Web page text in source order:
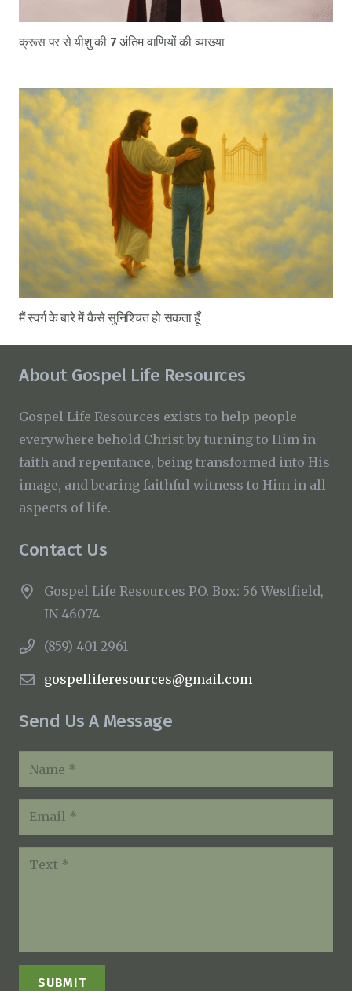
क्रूस पर से यीशु की 7 अंतिम वाणियों की व्याख्या
मैं स्वर्ग के बारे में कैसे सुनिश्चित हो सकता हूँ
About Gospel Life Resources
Gospel Life Resources exists to help people
everywhere behold Christ by turning to Him in
faith and repentance, being transformed into His
image, and bearing faithful witness to Him in all
aspects of life.
Contact Us
Gospel Life Resources P.O. Box: 56 Westfield,
IN 46074
(859) 401 2961
gospelliferesources@gmail.com
Send Us A Message
SUBMIT